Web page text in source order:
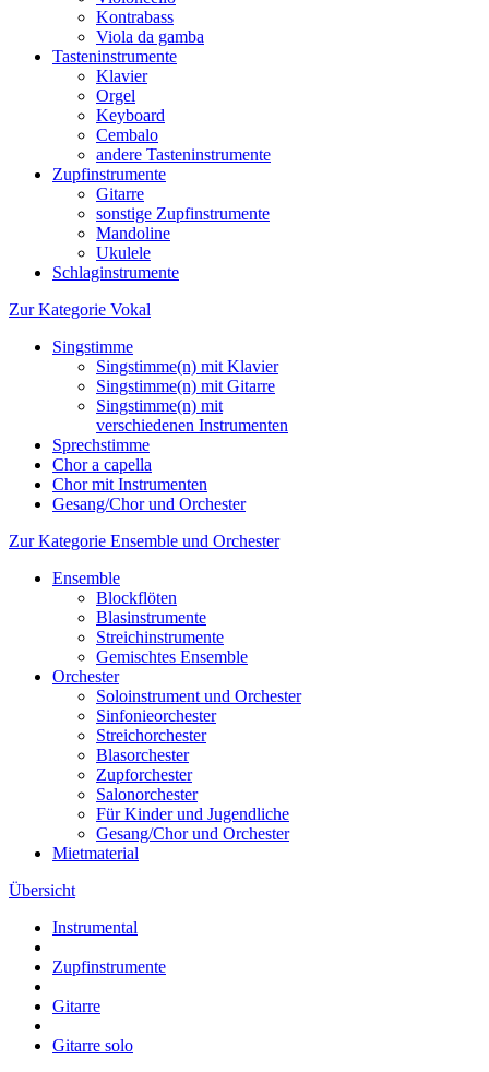
Kontrabass
Viola da gamba
Tasteninstrumente
Klavier
Orgel
Keyboard
Cembalo
andere Tasteninstrumente
Zupfinstrumente
Gitarre
sonstige Zupfinstrumente
Mandoline
Ukulele
Schlaginstrumente
Zur Kategorie Vokal
Singstimme
Singstimme(n) mit Klavier
Singstimme(n) mit Gitarre
Singstimme(n) mit
verschiedenen Instrumenten
Sprechstimme
Chor a capella
Chor mit Instrumenten
Gesang/Chor und Orchester
Zur Kategorie Ensemble und Orchester
Ensemble
Blockflöten
Blasinstrumente
Streichinstrumente
Gemischtes Ensemble
Orchester
Soloinstrument und Orchester
Sinfonieorchester
Streichorchester
Blasorchester
Zupforchester
Salonorchester
Für Kinder und Jugendliche
Gesang/Chor und Orchester
Mietmaterial
Übersicht
Instrumental
Zupfinstrumente
Gitarre
Gitarre solo